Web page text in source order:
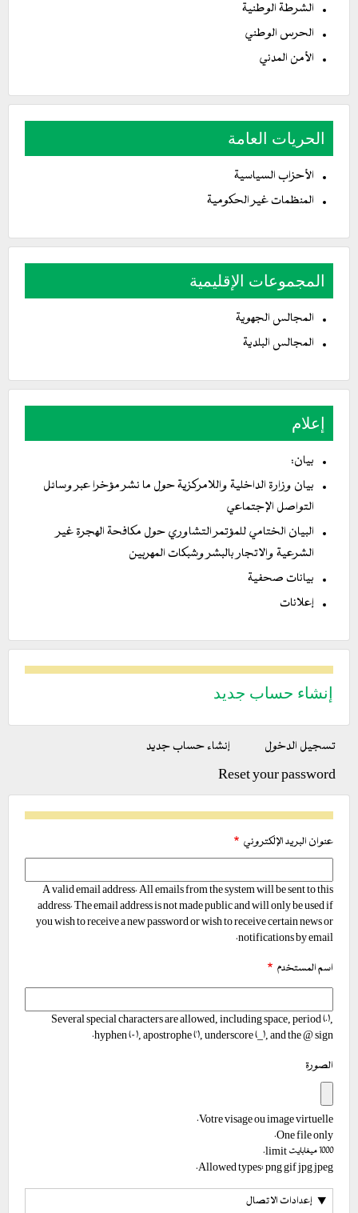
الشرطة الوطنية
الحرس الوطني
الأمن المدني
الحريات العامة
الأحزاب السياسية
المنظمات غير الحكومية
المجموعات الإقليمية
المجالس الجهوية
المجالس البلدية
إعلام
بيان:
بيان وزارة الداخلية واللامركزية حول ما نشر مؤخرا عبر وسائل
التواصل الإجتماعي
البيان الختامي للمؤتمر التشاوري حول مكافحة الهجرة غير
الشرعية والاتجار بالبشر وشبكات المهربين
بيانات صحفية
إعلانات
إنشاء حساب جديد
التبويبات
تسجيل الدخول إنشاء حساب جديد(علامة
Reset your password
عنوان البريد الإلكتروني
A valid email address. All emails from the system will be sent to this
address. The email address is not made public and will only be used if
you wish to receive a new password or wish to receive certain news or
notifications by email.
اسم المستخدم
Several special characters are allowed, including space, period (.),
hyphen (-), apostrophe ('), underscore (_), and the @ sign.
الصورة
Votre visage ou image virtuelle.
One file only.
1000 ميغابايت limit.
Allowed types: png gif jpg jpeg.
إعدادات الاتصال